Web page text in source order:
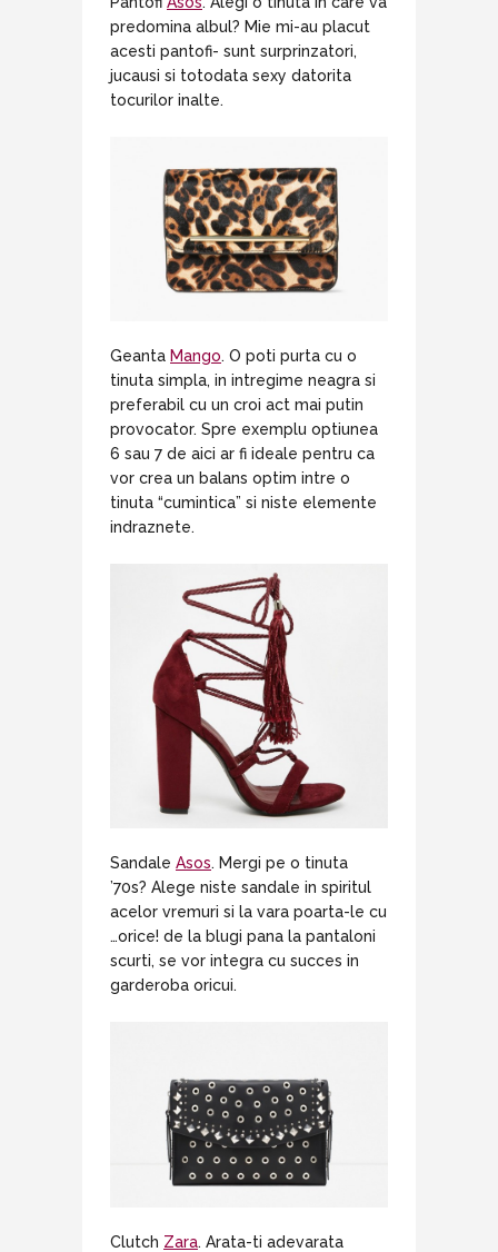
predomina albul? Mie mi-au placut
acesti pantofi- sunt surprinzatori,
jucausi si totodata sexy datorita
tocurilor inalte.
Geanta Mango. O poti purta cu o
tinuta simpla, in intregime neagra si
preferabil cu un croi act mai putin
provocator. Spre exemplu optiunea
6 sau 7 de aici ar fi ideale pentru ca
vor crea un balans optim intre o
tinuta “cumintica” si niste elemente
indraznete.
Sandale Asos. Mergi pe o tinuta
’70s? Alege niste sandale in spiritul
acelor vremuri si la vara poarta-le cu
…orice! de la blugi pana la pantaloni
scurti, se vor integra cu succes in
garderoba oricui.
Clutch Zara. Arata-ti adevarata